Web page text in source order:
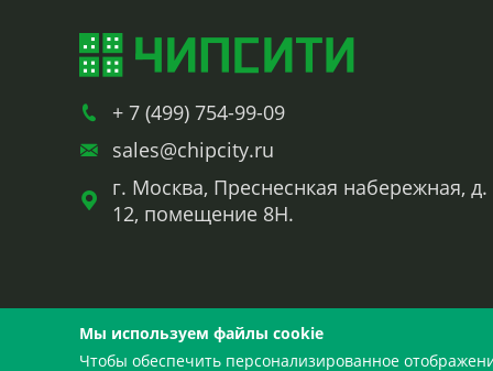
Мы используем файлы cookie
Чтобы обеспечить персонализированное
+ 7 (499) 754-99-09
sales@chipcity.ru
г. Москва, Преснеснкая набережная, д.
12, помещение 8Н.